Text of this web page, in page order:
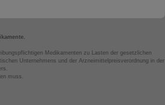
Medikamenten zu Lasten der gesetzlichen
Unternehmens und der Arzneimittelpreisverordnung in der
muss.